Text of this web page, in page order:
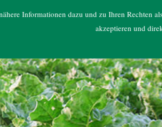
Informationen dazu und zu Ihren Rechten
akzeptieren und